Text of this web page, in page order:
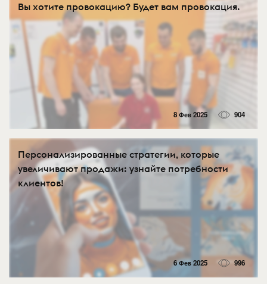
Вы хотите провокацию? Будет вам провокация.
8 Фев 2025 904
Персонализированные стратегии, которые
увеличивают продажи: узнайте потребности
клиентов!
6 Фев 2025 996